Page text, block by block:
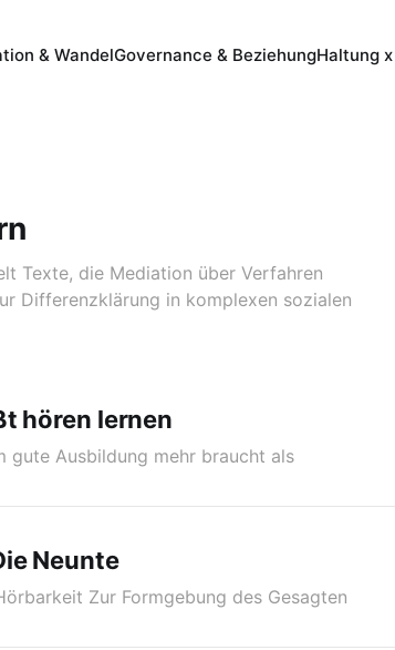
& WandelGovernance & BeziehungHaltung
Texte, die Mediation über Verfahren
Differenzklärung in komplexen sozialen
hören lernen
gute Ausbildung mehr braucht als
Neunte
Zur Formgebung des Gesagten